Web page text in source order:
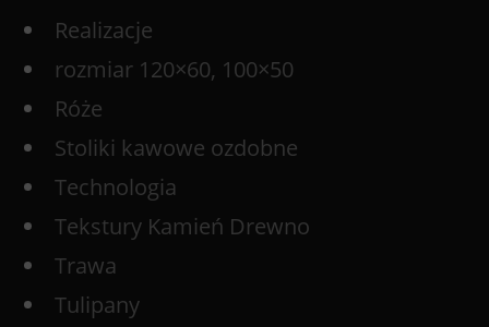
Realizacje
rozmiar 120×60, 100×50
Róże
Stoliki kawowe ozdobne
Technologia
Tekstury Kamień Drewno
Trawa
Tulipany